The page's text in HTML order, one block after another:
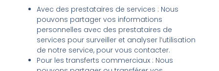
Avec des prestataires de services : Nous
pouvons partager vos informations
personnelles avec des prestataires de
services pour surveiller et analyser l’utilisation
de notre service, pour vous contacter.
Pour les transferts commerciaux : Nous